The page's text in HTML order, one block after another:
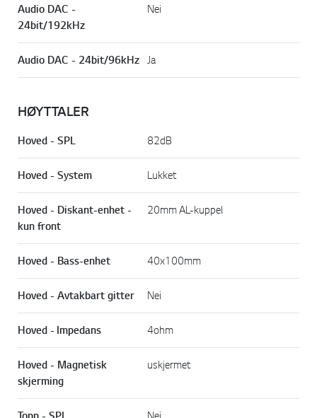
Audio DAC -
24bit/192kHz
Nei
Audio DAC - 24bit/96kHz Ja
HØYTTALER
Hoved - SPL 82dB
Hoved - System Lukket
Hoved - Diskant-enhet -
kun front
20mm AL-kuppel
Hoved - Bass-enhet 40x100mm
Hoved - Avtakbart gitter Nei
Hoved - Impedans 4ohm
Hoved - Magnetisk
skjerming
uskjermet
Nei